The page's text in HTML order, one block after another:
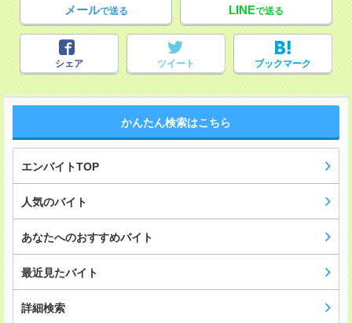
メールで送る LINEで送る
シェア ツイート ブックマーク
かんたん検索はこちら
エンバイトTOP
人気のバイト
あなたへのおすすめバイト
最近見たバイト
詳細検索